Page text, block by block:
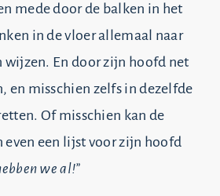
mede door de balken in het
in de vloer allemaal naar
wijzen. En door zijn hoofd net
en misschien zelfs in dezelfde
Of misschien kan de
even een lijst voor zijn hoofd
we al!”